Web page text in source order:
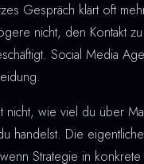
Gespräch klärt oft
nicht, den Kontakt
Social Media
nicht, wie viel du über
handelst. Die
Strategie in konkrete